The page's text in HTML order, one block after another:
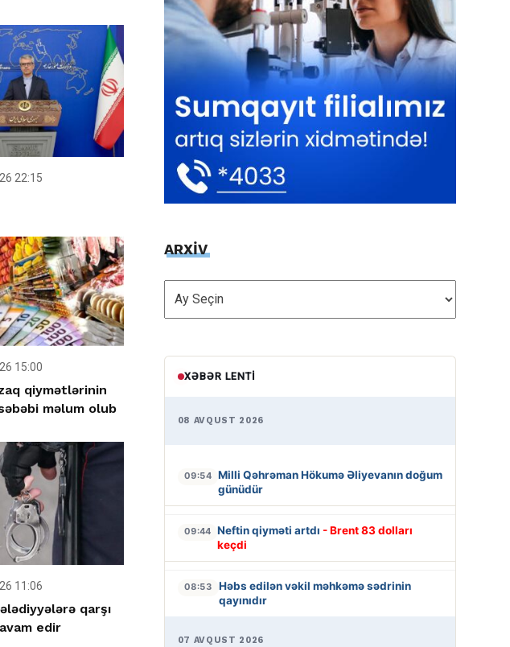
22:15
15:00
qiymətlərinin
məlum olub
11:06
qarşı
edir
ARXİV
ARXİV
XƏBƏR LENTI
08 AVQUST 2026
09:54 Milli Qəhrəman Hökumə Əliyevanın doğum
günüdür
09:44 Neftin qiyməti artdı - Brent 83 dolları
keçdi
08:53
Həbs edilən vəkil məhkəmə sədrinin
qayınıdır
07 AVQUST 2026